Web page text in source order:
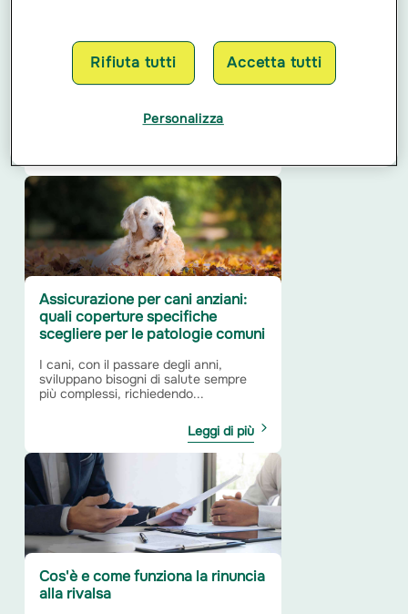
guida pratica per gestire la
situazione in 5 passi
Subire un furto in casa è un evento
Assicurazione per cani anziani:
quali coperture specifiche
scegliere per le patologie comuni
I cani, con il passare degli anni,
sviluppano bisogni di salute sempre
più complessi, richiedendo...
Leggi di più
Cos'è e come funziona la rinuncia
alla rivalsa
Rifiuta tutti Accetta tutti
Personalizza